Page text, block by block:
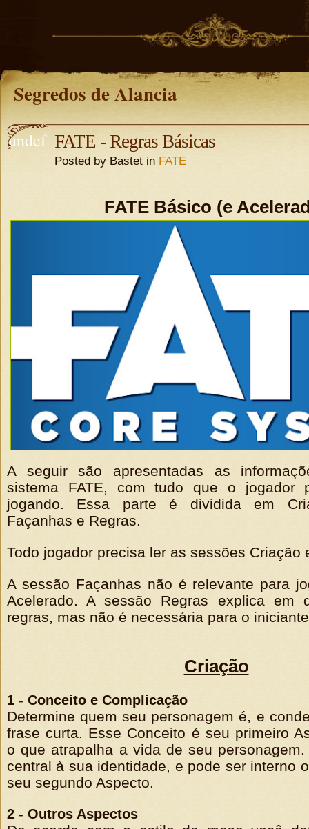
Segredos de Alancia
undef FATE - Regras Básicas
Posted by Bastet in FATE
FATE Básico (e
A seguir são apresentadas as
sistema FATE, com tudo que o jogador
jogando. Essa parte é dividida em
Façanhas e Regras.
Todo jogador precisa ler as sessões Criação
A sessão Façanhas não é relevante para
Acelerado. A sessão Regras explica em
regras, mas não é necessária para o
Criação
1 - Conceito e Complicação
Determine quem seu personagem é, e
frase curta. Esse Conceito é seu primeiro
o que atrapalha a vida de seu
central à sua identidade, e pode ser interno
seu segundo Aspecto.
2 - Outros Aspectos